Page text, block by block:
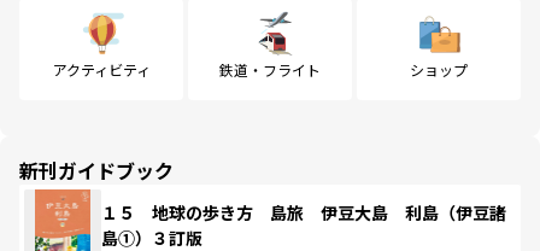
アクティビティ 鉄道・フライト ショップ
新刊ガイドブック
１５ 地球の歩き方 島旅 伊豆大島 利島（伊豆諸
島①）３訂版